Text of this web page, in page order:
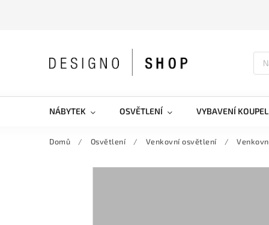
NÁBYTEK OSVĚTLENÍ VYBAVENÍ
Domů / Osvětlení / Venkovní osvětlení /